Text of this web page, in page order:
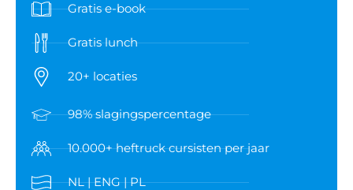
Gratis e-book
Gratis lunch
20+ locaties
98% slagingspercentage
10.000+ heftruck cursisten per jaar
NL | ENG | PL